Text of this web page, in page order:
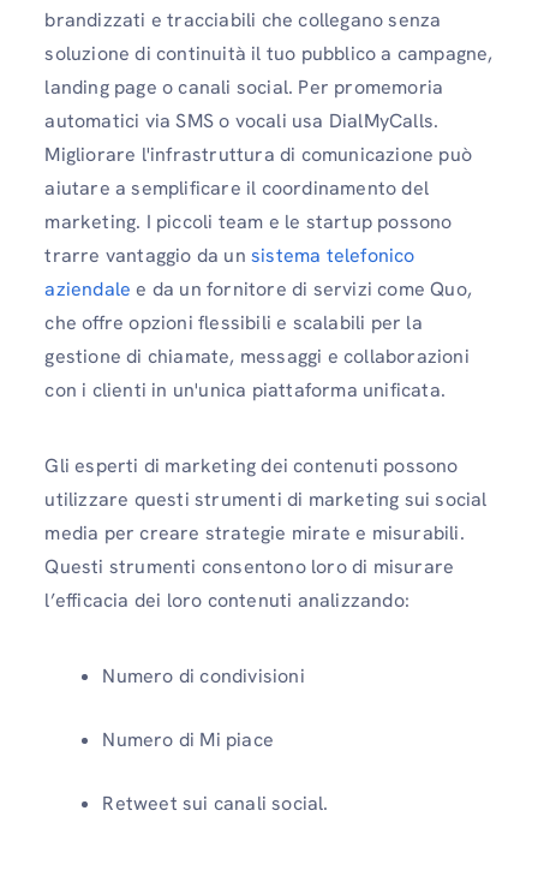
brandizzati e tracciabili che collegano senza
soluzione di continuità il tuo pubblico a campagne,
landing page o canali social. Per promemoria
automatici via SMS o vocali usa DialMyCalls.
Migliorare l'infrastruttura di comunicazione può
aiutare a semplificare il coordinamento del
marketing. I piccoli team e le startup possono
trarre vantaggio da un sistema telefonico
aziendale e da un fornitore di servizi come Quo,
che offre opzioni flessibili e scalabili per la
gestione di chiamate, messaggi e collaborazioni
con i clienti in un'unica piattaforma unificata.
Gli esperti di marketing dei contenuti possono
utilizzare questi strumenti di marketing sui social
media per creare strategie mirate e misurabili.
Questi strumenti consentono loro di misurare
l’efficacia dei loro contenuti analizzando:
Numero di condivisioni
Numero di Mi piace
Retweet sui canali social.